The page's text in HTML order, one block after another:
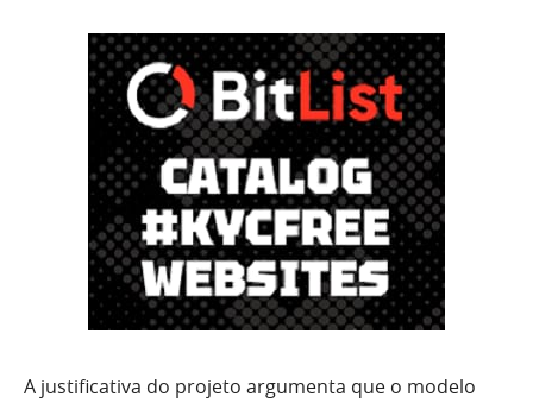
A justificativa do projeto argumenta que o modelo